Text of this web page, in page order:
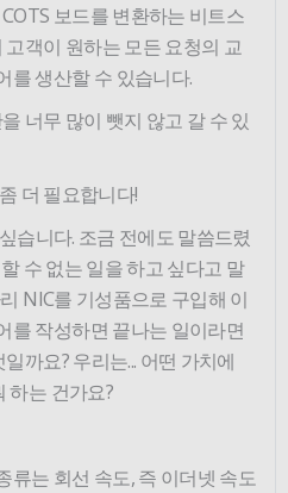
보드를 변환하는 비트스
객이 원하는 모든 요청의 교
를 생산할 수 있습니다.
너무 많이 뺏지 않고 갈 수 있
더 필요합니다!
습니다. 조금 전에도 말씀드렸
수 없는 일을 하고 싶다고 말
NIC를 기성품으로 구입해 이
를 작성하면 끝나는 일이라면
까요? 우리는... 어떤 가치에
하는 건가요?
류는 회선 속도, 즉 이더넷 속도